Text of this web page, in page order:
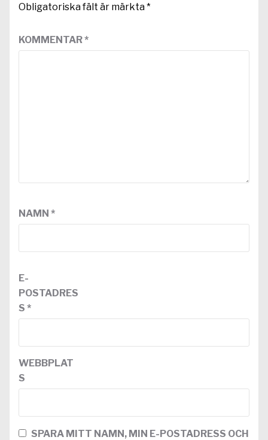
Obligatoriska fält är märkta*
KOMMENTAR*
NAMN *
E-
POSTADRES
S *
WEBBPLAT
S
SPARA MITT NAMN, MIN E-POSTADRESS OCH